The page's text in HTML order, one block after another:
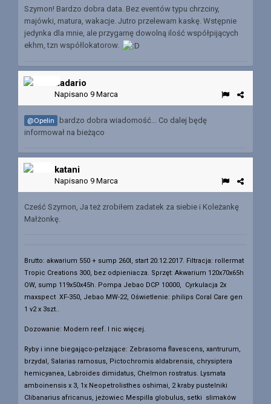
Szymon! Bardzo dobra data. Bez eventów typu chrzciny,
majówki, matura, wakacje. Jutro przelewam kaskę. Wstępnie
jedynka dla mnie, ale przygarnę dowolną ilość współpijących
ekhm, tzn współlokatorow.
dadario
Napisano 9 Marca
@Opelin
bardzo dobra wiadomość... Co dalej będę
informował na bieżąco
katani
Napisano 9 Marca
Cześć Szymon, Ja też zrobiłem zadatek za siebie i Koleżankę
Małżonkę.
Brutto: akwarium 550 + sump 260l, start 20.12.2017. Filtracja: rollermat
Tropic Creations 300, bez odpieniacza. Sprzęt: Akwarium 120x70x65h
OW, sump 119x50x45h. Pompa Jebao DCP 10000, Cyrkulacja 2x
maxspect XF-350, Jebao MW-22, Oświetlenie: philips Coral Care gen
1 v2 x 3szt..
Dozowanie: Modern reef. I nic więcej.
Ryby i inne biegająco-pełzające: Zebrasoma flavescens, xantrurum,
brzydal, Salarias ramosus, Pictochromis aldabrensis, chrysiptera
hemicyanea, Labroides dimidatus, Chelmon rostratus. Lysmata
amboinensis x 3, 1x Neopetrolisthes oshimai, 2 kraby pustelniki
Clibanarius africanus, jeżowiec Mespilla globulus, setki slimaków